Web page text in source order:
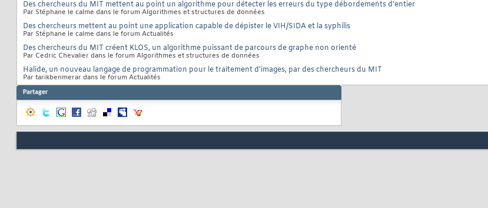
Des chercheurs du MIT mettent au point un algorithme pour détecter les erreurs du type débordements d'entier
Par Stéphane le calme dans le forum Algorithmes et structures de données
Des chercheurs mettent au point une application capable de dépister le VIH/SIDA et la syphilis
Par Stéphane le calme dans le forum Actualités
Des chercheurs du MIT créent KLOS, un algorithme puissant de parcours de graphe non orienté
Par Cedric Chevalier dans le forum Algorithmes et structures de données
Halide, un nouveau langage de programmation pour le traitement d'images, par des chercheurs du MIT
Par tarikbenmerar dans le forum Actualités
Partager